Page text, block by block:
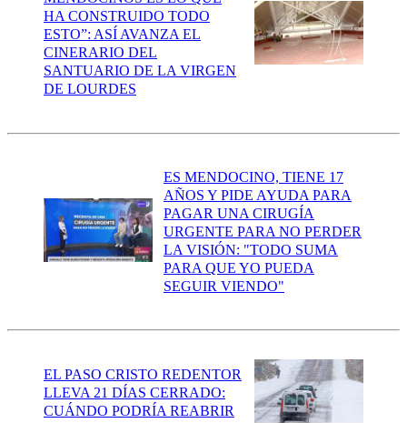
HA CONSTRUIDO TODO
ESTO”: ASÍ AVANZA EL
CINERARIO DEL
SANTUARIO DE LA VIRGEN
DE LOURDES
ES MENDOCINO, TIENE 17
AÑOS Y PIDE AYUDA PARA
PAGAR UNA CIRUGÍA
URGENTE PARA NO PERDER
LA VISIÓN: "TODO SUMA
PARA QUE YO PUEDA
SEGUIR VIENDO"
EL PASO CRISTO REDENTOR
LLEVA 21 DÍAS CERRADO:
CUÁNDO PODRÍA REABRIR